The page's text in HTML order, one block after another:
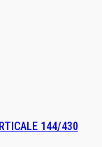
144/430